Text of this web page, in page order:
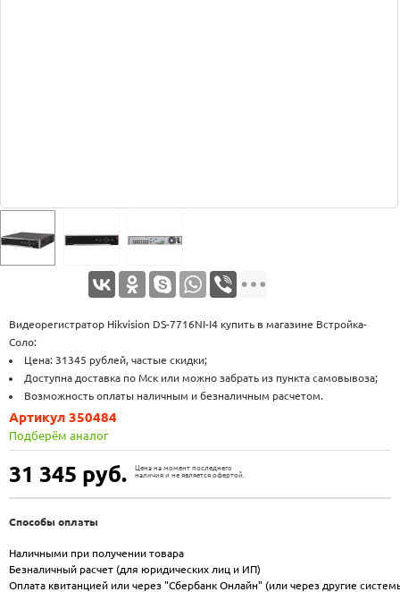
Видеорегистратор Hikvision DS-7716NI-I4 купить в магазине Встройка-
Соло:
Цена: 31345 рублей, частые скидки;
Доступна доставка по Мск или можно забрать из пункта самовывоза;
Возможность оплаты наличным и безналичным расчетом.
31 345 руб.
Цена на момент последнего
наличия и не является офертой.
Артикул 350484
Подберём аналог
Способы оплаты
Наличными при получении товара
Безналичный расчет (для юридических лиц и ИП)
Оплата квитанцией или через "Сбербанк Онлайн" (или через другие